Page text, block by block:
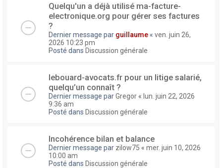
Quelqu'un a déjà utilisé ma-facture-
electronique.org pour gérer ses factures
?
Dernier message par guillaume « ven. juin 26,
2026 10:23 pm
Posté dans Discussion générale
lebouard-avocats.fr pour un litige salarié,
quelqu’un connaît ?
Dernier message parGregor « lun. juin 22, 2026
9:36 am
Posté dans Discussion générale
Incohérence bilan et balance
Dernier message par zilow75 « mer. juin 10, 2026
10:00 am
Posté dans Discussion générale